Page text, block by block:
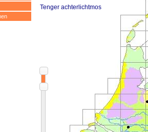
Tenger achterlichtmos